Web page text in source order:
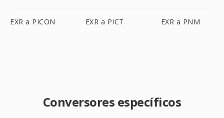
EXR a PICON EXR a PICT EXR a PNM
Conversores específicos